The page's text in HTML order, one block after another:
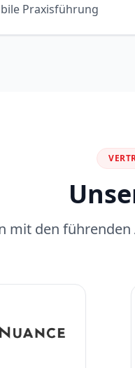
Praxisführung
mit den